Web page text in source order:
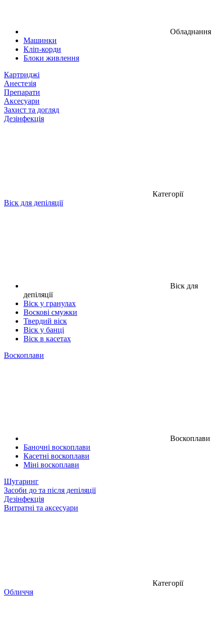
Обладнання
Машинки
Кліп-корди
Блоки живлення
Картриджі
Анестезія
Препарати
Аксесуари
Захист та догляд
Дезінфекція
Категорії
Віск для депіляції
Віск для
депіляції
Віск у гранулах
Воскові смужки
Твердий віск
Віск у банці
Віск в касетах
Воскоплави
Воскоплави
Баночні воскоплави
Касетні воскоплави
Міні воскоплави
Шугаринг
Засоби до та після депіляції
Дезінфекція
Витратні та аксесуари
Категорії
Обличчя